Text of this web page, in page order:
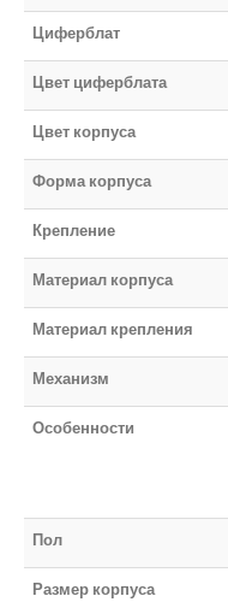
Циферблат
Цвет циферблата
Цвет корпуса
Форма корпуса
Крепление
Материал корпуса
Материал крепления
Механизм
Особенности
Пол
Размер корпуса